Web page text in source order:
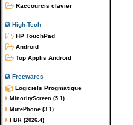
Raccourcis clavier
High-Tech
HP TouchPad
Android
Top Applis Android
Freewares
Logiciels Progmatique
MinorityScreen (5.1)
MutePhone (3.1)
FBR (2026.4)